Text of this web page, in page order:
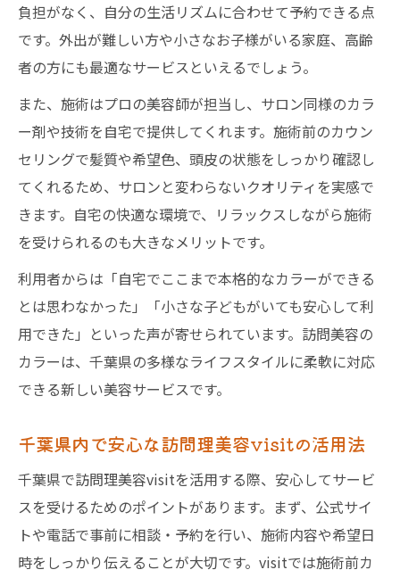
負担がなく、自分の生活リズムに合わせて予約できる点
です。外出が難しい方や小さなお子様がいる家庭、高齢
者の方にも最適なサービスといえるでしょう。
また、施術はプロの美容師が担当し、サロン同様のカラ
ー剤や技術を自宅で提供してくれます。施術前のカウン
セリングで髪質や希望色、頭皮の状態をしっかり確認し
てくれるため、サロンと変わらないクオリティを実感で
きます。自宅の快適な環境で、リラックスしながら施術
を受けられるのも大きなメリットです。
利用者からは「自宅でここまで本格的なカラーができる
とは思わなかった」「小さな子どもがいても安心して利
用できた」といった声が寄せられています。訪問美容の
カラーは、千葉県の多様なライフスタイルに柔軟に対応
できる新しい美容サービスです。
千葉県内で安心な訪問理美容visitの活用法
千葉県で訪問理美容visitを活用する際、安心してサービ
スを受けるためのポイントがあります。まず、公式サイ
トや電話で事前に相談・予約を行い、施術内容や希望日
時をしっかり伝えることが大切です。visitでは施術前カ